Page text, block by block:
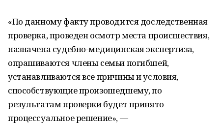
«По данному факту проводится доследственная
проверка, проведен осмотр места происшествия,
назначена судебно-медицинская экспертиза,
опрашиваются члены семьи погибшей,
устанавливаются все причины и условия,
способствующие произошедшему, по
результатам проверки будет принято
процессуальное решение», —